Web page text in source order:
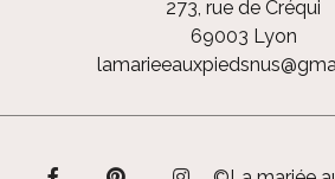
273, rue de Créqui
69003 Lyon